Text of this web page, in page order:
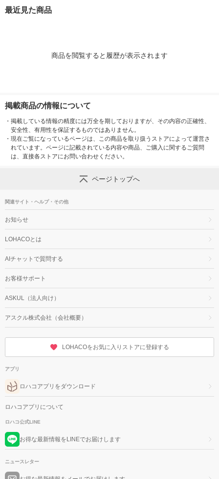
最近見た商品
商品を閲覧すると履歴が表示されます
掲載商品の情報について
・ 掲載している情報の精度には万全を期しておりますが、その内容の正確性、
安全性、有用性を保証するものではありません。
・ 現在ご覧になっているページは、この商品を取り扱うストアによって運営さ
れています。ページに記載されている内容や商品、ご購入に関するご質問
は、直接各ストアにお問い合わせください。
ページトップへ
関連サイト・ヘルプ・その他
お知らせ
LOHACOとは
AIチャットで質問する
お客様サポート
ASKUL（法人向け）
アスクル株式会社（会社概要）
LOHACOをお気に入りストアに登録する
アプリ
ロハコアプリをダウンロード
ロハコアプリについて
ロハコ公式LINE
お得な最新情報をLINEでお届けします
ニュースレター